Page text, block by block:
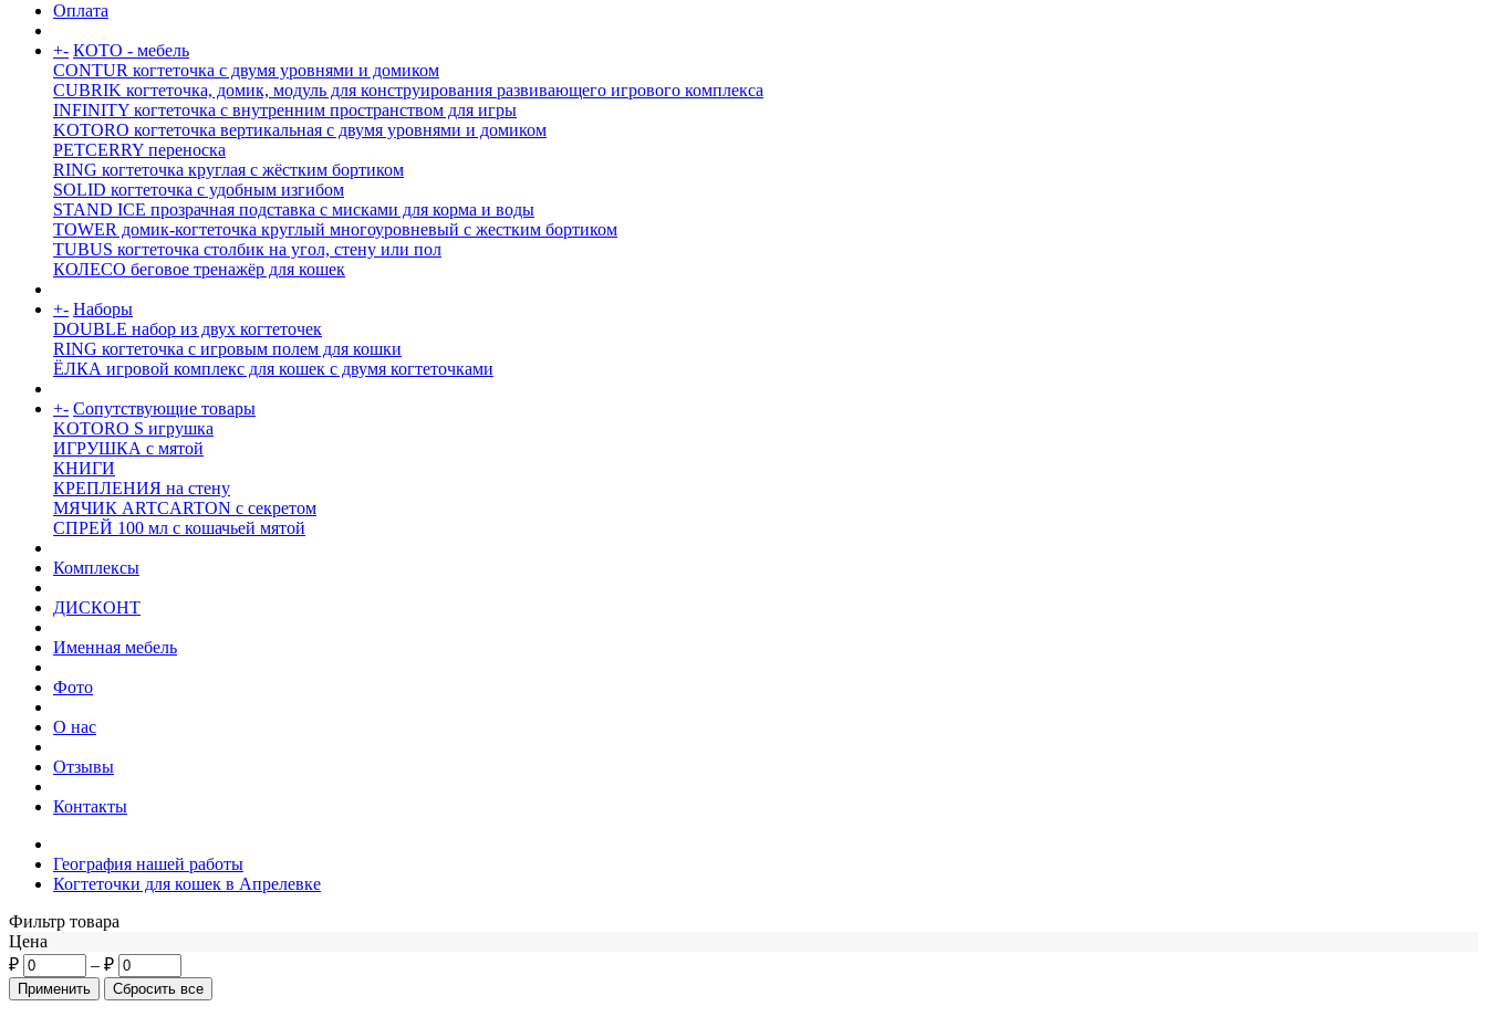
Оплата
+- КОТО - мебель
CONTUR когтеточка с двумя уровнями и домиком
CUBRIK когтеточка, домик, модуль для конструирования развивающего игрового комплекса
INFINITY когтеточка с внутренним пространством для игры
KOTORO когтеточка вертикальная с двумя уровнями и домиком
PETCERRY переноска
RING когтеточка круглая с жёстким бортиком
SOLID когтеточка с удобным изгибом
STAND ICE прозрачная подставка с мисками для корма и воды
TOWER домик-когтеточка круглый многоуровневый с жестким бортиком
TUBUS когтеточка столбик на угол, стену или пол
КОЛЕСО беговое тренажёр для кошек
+- Наборы
DOUBLE набор из двух когтеточек
RING когтеточка c игровым полем для кошки
ЁЛКА игровой комплекс для кошек с двумя когтеточками
+- Сопутствующие товары
KOTORO S игрушка
ИГРУШКА с мятой
КНИГИ
КРЕПЛЕНИЯ на стену
МЯЧИК ARTCARTON с секретом
СПРЕЙ 100 мл с кошачьей мятой
Комплексы
ДИСКОНТ
Именная мебель
Фото
О нас
Отзывы
Контакты
География нашей работы
Когтеточки для кошек в Апрелевке
Фильтр товара
Цена
₽
– ₽